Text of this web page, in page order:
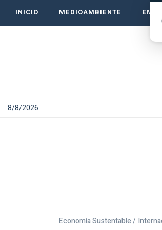
INICIO MEDIOAMBIENTE
8/8/2026
Economía Sustentable /